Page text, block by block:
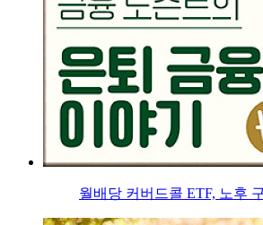
월배당 커버드콜 ETF, 노후